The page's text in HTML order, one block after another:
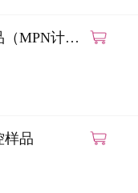
MPN计数
样品